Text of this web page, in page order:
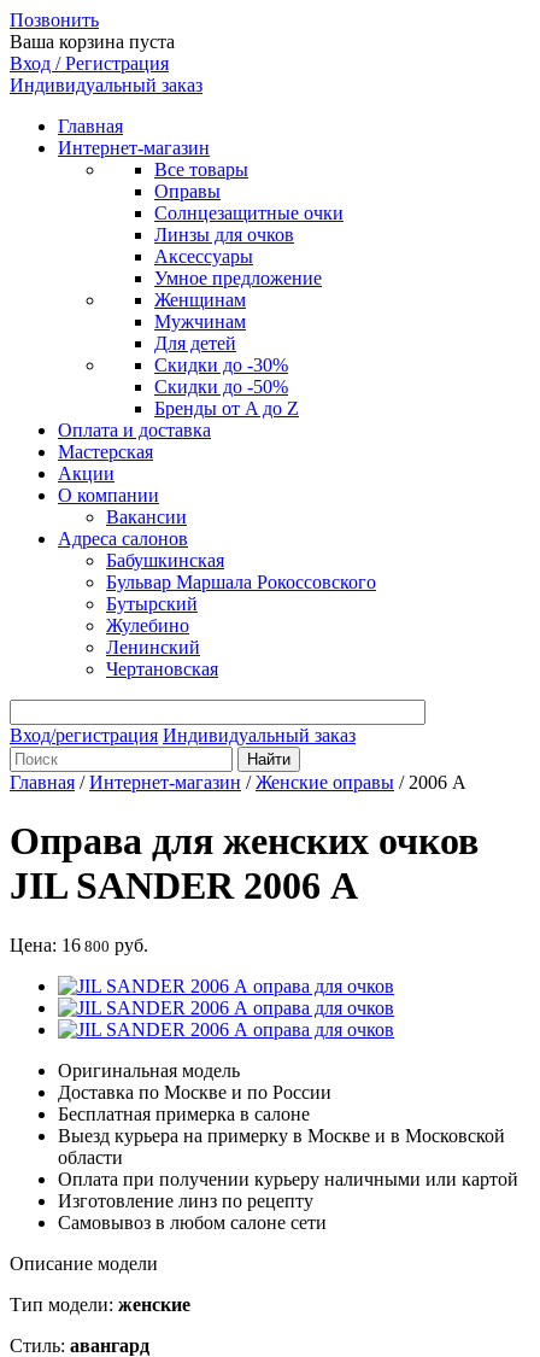
Позвонить
Ваша корзина пуста
Вход / Регистрация
Индивидуальный заказ
Главная
Интернет-магазин
Все товары
Оправы
Солнцезащитные очки
Линзы для очков
Аксессуары
Умное предложение
Женщинам
Мужчинам
Для детей
Скидки до -30%
Скидки до -50%
Бренды от A до Z
Оплата и доставка
Мастерская
Акции
О компании
Вакансии
Адреса салонов
Бабушкинская
Бульвар Маршала Рокоссовского
Бутырский
Жулебино
Ленинский
Чертановская
Вход/регистрация Индивидуальный заказ
Главная /Интернет-магазин /Женские оправы / 2006 А
Оправа для женских очков
JIL SANDER 2006 А
Цена: 16 800 руб.
Оригинальная модель
Доставка по Москве и по России
Бесплатная примерка в салоне
Выезд курьера на примерку в Москве и в Московской
области
Оплата при получении курьеру наличными или картой
Изготовление линз по рецепту
Самовывоз в любом салоне сети
Описание модели
Тип модели: женские
Стиль: авангард